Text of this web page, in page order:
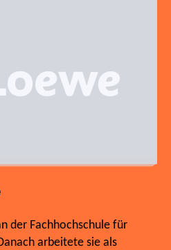
der Fachhochschule für
arbeitete sie als